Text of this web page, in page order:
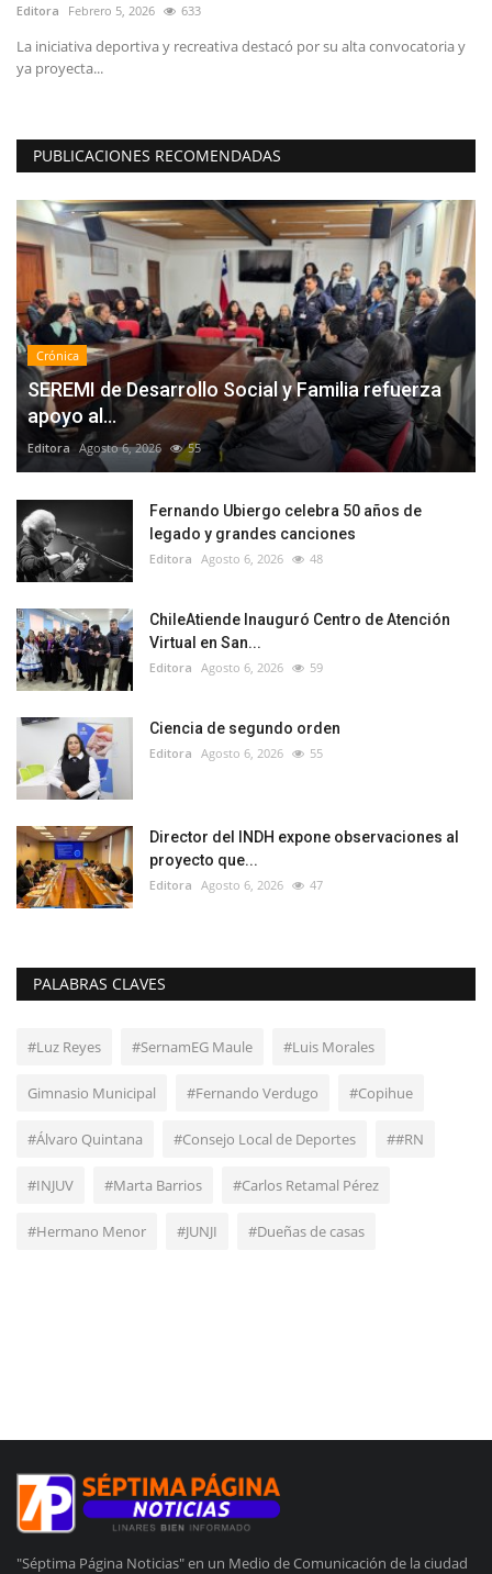
Editora Febrero 5, 2026 633
La iniciativa deportiva y recreativa destacó por su alta convocatoria y
ya proyecta...
PUBLICACIONES RECOMENDADAS
Crónica
SEREMI de Desarrollo Social y Familia refuerza
apoyo al...
Editora Agosto 6, 2026 55
Fernando Ubiergo celebra 50 años de
legado y grandes canciones
Editora Agosto 6, 2026 48
ChileAtiende Inauguró Centro de Atención
Virtual en San...
Editora Agosto 6, 2026 59
Ciencia de segundo orden
Editora Agosto 6, 2026 55
Director del INDH expone observaciones al
proyecto que...
Editora Agosto 6, 2026 47
PALABRAS CLAVES
#Luz Reyes #SernamEG Maule #Luis Morales
Gimnasio Municipal #Fernando Verdugo #Copihue
#Álvaro Quintana #Consejo Local de Deportes ##RN
#INJUV #Marta Barrios #Carlos Retamal Pérez
#Hermano Menor #JUNJI #Dueñas de casas
"Séptima Página Noticias" en un Medio de Comunicación de la ciudad